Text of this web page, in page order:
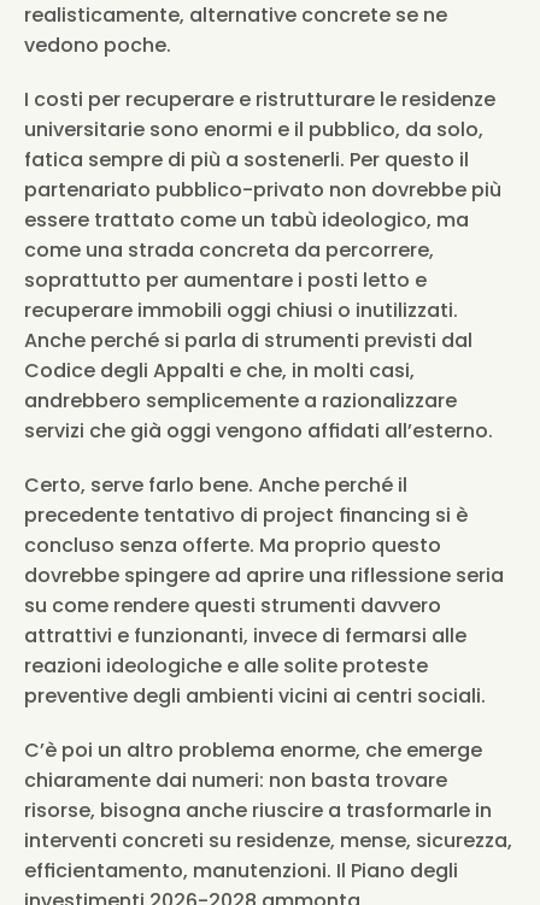
realisticamente, alternative concrete se ne
vedono poche.
I costi per recuperare e ristrutturare le residenze
universitarie sono enormi e il pubblico, da solo,
fatica sempre di più a sostenerli. Per questo il
partenariato pubblico-privato non dovrebbe più
essere trattato come un tabù ideologico, ma
come una strada concreta da percorrere,
soprattutto per aumentare i posti letto e
recuperare immobili oggi chiusi o inutilizzati.
Anche perché si parla di strumenti previsti dal
Codice degli Appalti e che, in molti casi,
andrebbero semplicemente a razionalizzare
servizi che già oggi vengono affidati all’esterno.
Certo, serve farlo bene. Anche perché il
precedente tentativo di project financing si è
concluso senza offerte. Ma proprio questo
dovrebbe spingere ad aprire una riflessione seria
su come rendere questi strumenti davvero
attrattivi e funzionanti, invece di fermarsi alle
reazioni ideologiche e alle solite proteste
preventive degli ambienti vicini ai centri sociali.
C’è poi un altro problema enorme, che emerge
chiaramente dai numeri: non basta trovare
risorse, bisogna anche riuscire a trasformarle in
interventi concreti su residenze, mense, sicurezza,
efficientamento, manutenzioni. Il Piano degli